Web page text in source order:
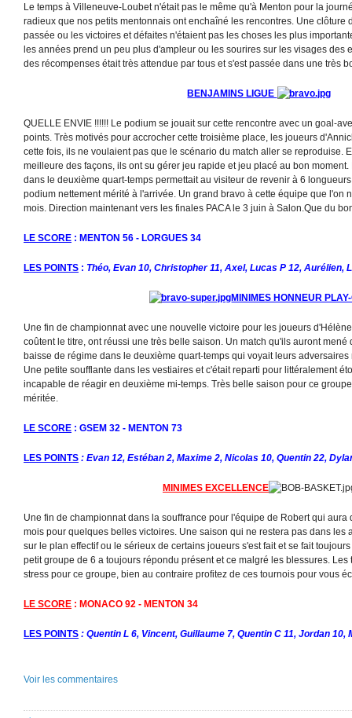
Le temps à Villeneuve-Loubet n'était pas le même qu'à Menton pour la
radieux que nos petits mentonnais ont enchaîné les rencontres. Une clôture
passée ou les victoires et défaites n'étaient pas les choses les plus
les années prend un peu plus d'ampleur ou les sourires sur les visages des
des récompenses était très attendue par tous et s'est passée dans une très
BENJAMINS LIGUE
QUELLE ENVIE !!!!!! Le podium se jouait sur cette rencontre avec un goal-
points. Très motivés pour accrocher cette troisième place, les joueurs
cette fois, ils ne voulaient pas que le scénario du match aller se reproduise.
meilleure des façons, ils ont su gérer jeu rapide et jeu placé au bon
dans le deuxième quart-temps permettait au visiteur de revenir à 6
podium nettement mérité à l'arrivée. Un grand bravo à cette équipe que l'on
mois. Direction maintenant vers les finales PACA le 3 juin à Salon.Que du
LE SCORE : MENTON 56 - LORGUES 34
LES POINTS : Théo, Evan 10, Christopher 11, Axel, Lucas P 12, Aurélien,
MINIMES HONNEUR
Une fin de championnat avec une nouvelle victoire pour les joueurs
coûtent le titre, ont réussi une très belle saison. Un match qu'ils auront
baisse de régime dans le deuxième quart-temps qui voyait leurs
Une petite soufflante dans les vestiaires et c'était reparti pour littéralement
incapable de réagir en deuxième mi-temps. Très belle saison pour ce
méritée.
LE SCORE : GSEM 32 - MENTON 73
LES POINTS : Evan 12, Estéban 2, Maxime 2, Nicolas 10, Quentin 22,
MINIMES EXCELLENCE
Une fin de championnat dans la souffrance pour l'équipe de Robert qui aura
mois pour quelques belles victoires. Une saison qui ne restera pas dans les
sur le plan effectif ou le sérieux de certains joueurs s'est fait et se fait
petit groupe de 6 a toujours répondu présent et ce malgré les blessures.
stress pour ce groupe, bien au contraire profitez de ces tournois pour vous
LE SCORE : MONACO 92 - MENTON 34
LES POINTS : Quentin L 6, Vincent, Guillaume 7, Quentin C 11, Jordan 10,
Voir les commentaires